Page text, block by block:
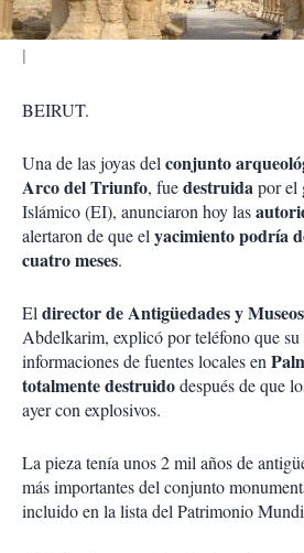
BEIRUT.
Una de las joyas del conjunto
Arco del Triunfo, fuedestruidapor el
Islámico (EI), anunciaron hoy las
alertaron de que el yacimiento podría
cuatro meses.
El director de Antigüedades y
Abdelkarim, explicó por teléfono que
informaciones de fuentes locales en
totalmente destruidodespués de que
ayer con explosivos.
La pieza tenía unos 2 mil años de
más importantes del conjunto
incluido en la lista del Patrimonio